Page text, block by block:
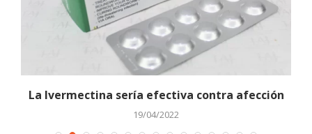
La Ivermectina sería efectiva contra afección
19/04/2022